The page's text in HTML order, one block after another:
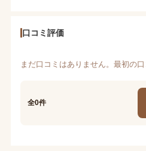
口コミ評価
まだ口コミはありません。最初の
全0件